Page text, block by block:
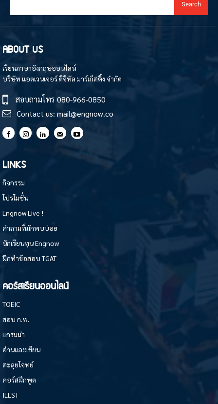
Search
ABOUT US
เรียนภาษาอังกฤษออนไลน์
บริษัท แอดเวนเจอร์ ดิจิทัล มาร์เก็ตติ้ง จำกัด
สอบถามโทร 080-966-0850
Contact us: mail@engnow.co
LINKS
กิจกรรม
โปรโมชั่น
Engnow Live !
คำถามที่มักพบบ่อย
นักเรียนทุน Engnow
ฝึกทำข้อสอบ TGAT
คอร์สเรียนออนไลน์
TOEIC
สอบ ก.พ.
แกรมม่า
อ่านและเขียน
ตะลุยโจทย์
คอร์สฝึกพูด
IELST